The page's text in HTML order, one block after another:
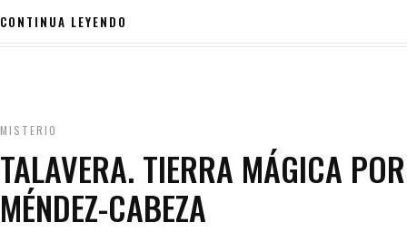
CONTINUA LEYENDO
MISTERIO
TALAVERA. TIERRA MÁGICA
MÉNDEZ-CABEZA